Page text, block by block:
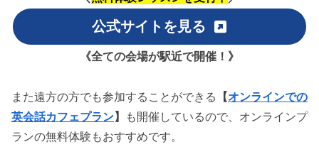
公式サイトを見る
《全ての会場が駅近で開催！》
また遠方の方でも参加することができる 【オンラインでの
英会話カフェプラン】
も開催しているので、オンラインプ
ランの無料体験もおすすめです。